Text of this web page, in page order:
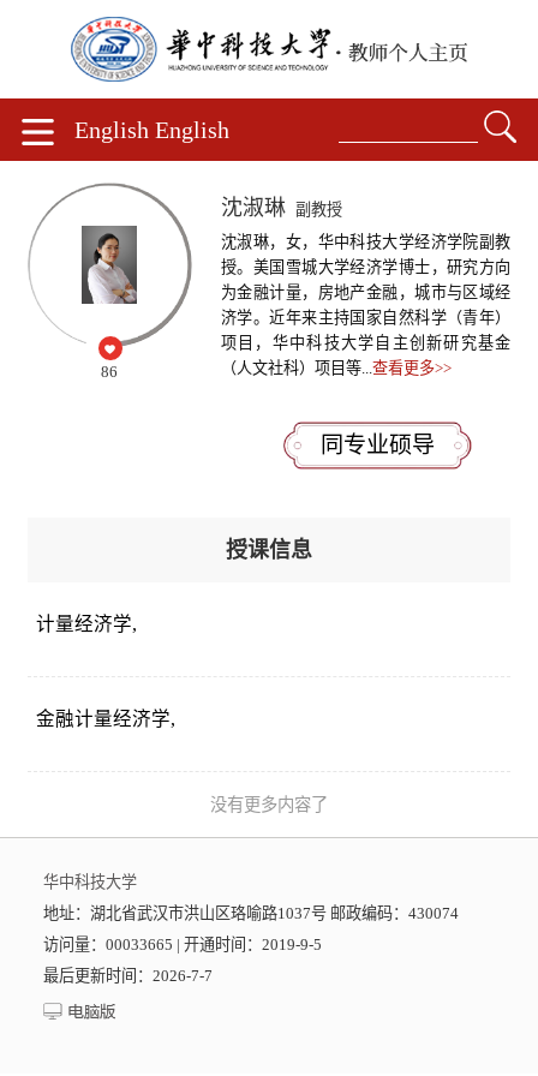
English English
86
沈淑琳 副教授
沈淑琳，女，华中科技大学经济学院副教
授。美国雪城大学经济学博士，研究方向
为金融计量，房地产金融，城市与区域经
济学。近年来主持国家自然科学（青年）
项目，华中科技大学自主创新研究基金
（人文社科）项目等... 查看更多>>
同专业硕导
授课信息
计量经济学,
金融计量经济学,
没有更多内容了
华中科技大学
地址：湖北省武汉市洪山区珞喻路1037号 邮政编码：430074
访问量： 00033665 | 开通时间： 2019-9-5
最后更新时间： 2026-7-7